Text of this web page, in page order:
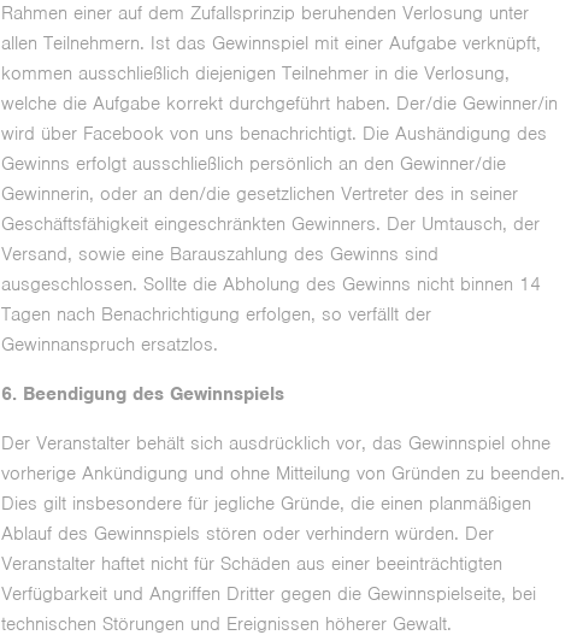
Rahmen einer auf dem Zufallsprinzip beruhenden Verlosung unter
allen Teilnehmern. Ist das Gewinnspiel mit einer Aufgabe verknüpft,
kommen ausschließlich diejenigen Teilnehmer in die Verlosung,
welche die Aufgabe korrekt durchgeführt haben. Der/die Gewinner/in
wird über Facebook von uns benachrichtigt. Die Aushändigung des
Gewinns erfolgt ausschließlich persönlich an den Gewinner/die
Gewinnerin, oder an den/die gesetzlichen Vertreter des in seiner
Geschäftsfähigkeit eingeschränkten Gewinners. Der Umtausch, der
Versand, sowie eine Barauszahlung des Gewinns sind
ausgeschlossen. Sollte die Abholung des Gewinns nicht binnen 14
Tagen nach Benachrichtigung erfolgen, so verfällt der
Gewinnanspruch ersatzlos.
6. Beendigung des Gewinnspiels
Der Veranstalter behält sich ausdrücklich vor, das Gewinnspiel ohne
vorherige Ankündigung und ohne Mitteilung von Gründen zu beenden.
Dies gilt insbesondere für jegliche Gründe, die einen planmäßigen
Ablauf des Gewinnspiels stören oder verhindern würden. Der
Veranstalter haftet nicht für Schäden aus einer beeinträchtigten
Verfügbarkeit und Angriffen Dritter gegen die Gewinnspielseite, bei
technischen Störungen und Ereignissen höherer Gewalt.